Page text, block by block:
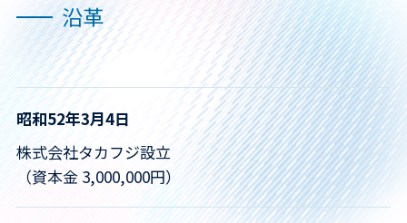
沿革
昭和52年3月4日
株式会社タカフジ設立
（資本金 3,000,000円）